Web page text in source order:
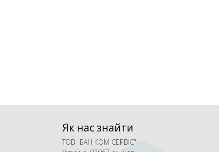
Як нас знайти
ТОВ "БАН КОМ СЕРВІС"